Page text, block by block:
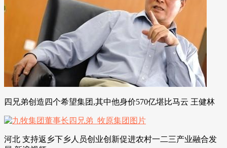
四兄弟创造四个希望集团,其中他身价570亿堪比马云 王健林
河北 支持返乡下乡人员创业创新促进农村一二三产业融合发